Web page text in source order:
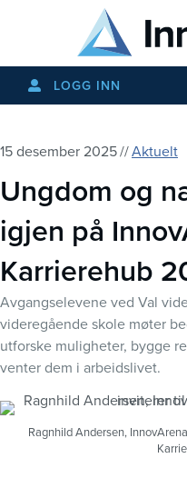
LOGG INN
15 desember 2025//Aktuelt
Ungdom og
igjen på
Karrierehub
Avgangselevene ved Val
videregående skole møter
utforske muligheter, bygge
venter dem i arbeidslivet.
Ragnhild Andersen,